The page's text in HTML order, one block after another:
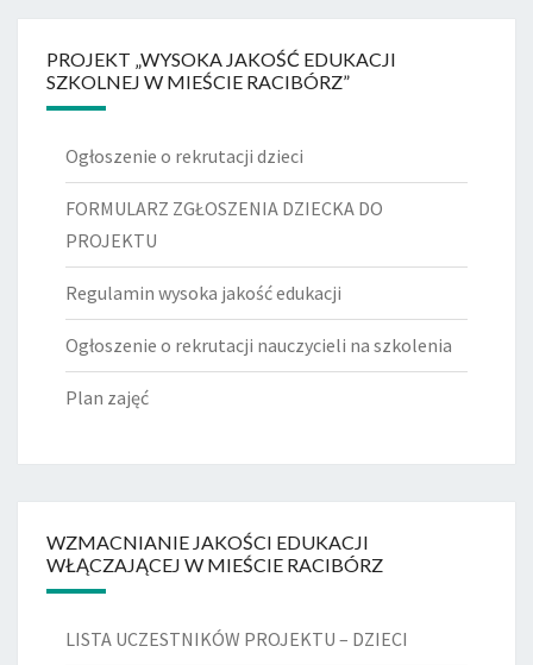
PROJEKT „WYSOKA JAKOŚĆ EDUKACJI
SZKOLNEJ W MIEŚCIE RACIBÓRZ”
Ogłoszenie o rekrutacji dzieci
FORMULARZ ZGŁOSZENIA DZIECKA DO
PROJEKTU
Regulamin wysoka jakość edukacji
Ogłoszenie o rekrutacji nauczycieli na szkolenia
Plan zajęć
WZMACNIANIE JAKOŚCI EDUKACJI
WŁĄCZAJĄCEJ W MIEŚCIE RACIBÓRZ
LISTA UCZESTNIKÓW PROJEKTU – DZIECI